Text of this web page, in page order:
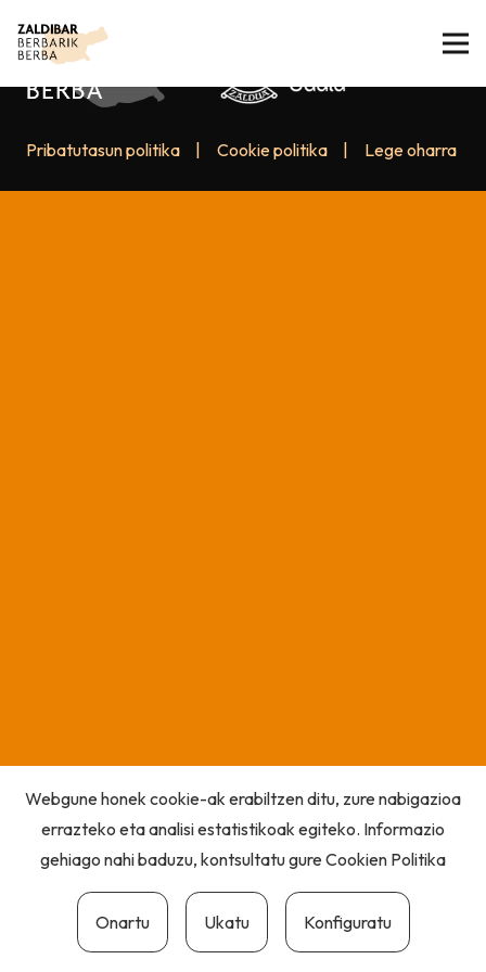
Pribatutasun politika Cookie politika Lege oharra
Webgune honek cookie-ak erabiltzen ditu, zure nabigazioa
errazteko eta analisi estatistikoak egiteko. Informazio
gehiago nahi baduzu, kontsultatu gureCookien Politika
Onartu Ukatu Konfiguratu